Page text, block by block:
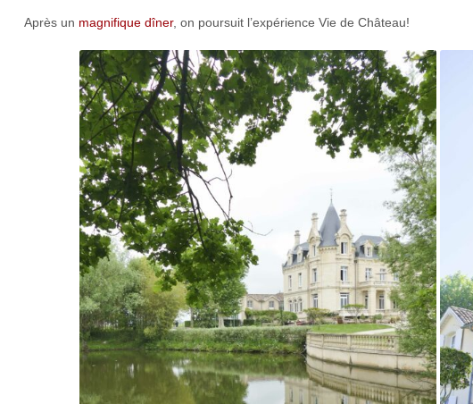
Après un magnifique dîner, on poursuit l’expérience Vie de Château!